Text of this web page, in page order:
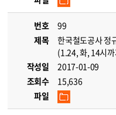
번호
99
제목
한국철도공사 정
(1.24, 화, 14시
작성일
2017-01-09
조회수
15,636
파일